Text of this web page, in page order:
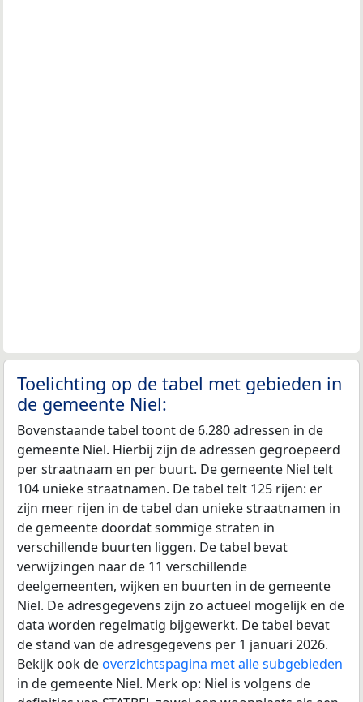
Toelichting op de tabel met gebieden in
de gemeente Niel:
Bovenstaande tabel toont de 6.280 adressen in de
gemeente Niel. Hierbij zijn de adressen gegroepeerd
per straatnaam en per buurt. De gemeente Niel telt
104 unieke straatnamen. De tabel telt 125 rijen: er
zijn meer rijen in de tabel dan unieke straatnamen in
de gemeente doordat sommige straten in
verschillende buurten liggen. De tabel bevat
verwijzingen naar de 11 verschillende
deelgemeenten, wijken en buurten in de gemeente
Niel. De adresgegevens zijn zo actueel mogelijk en de
data worden regelmatig bijgewerkt. De tabel bevat
de stand van de adresgegevens per 1 januari 2026.
Bekijk ook deoverzichtspagina met alle subgebieden
in de gemeente Niel. Merk op: Niel is volgens de